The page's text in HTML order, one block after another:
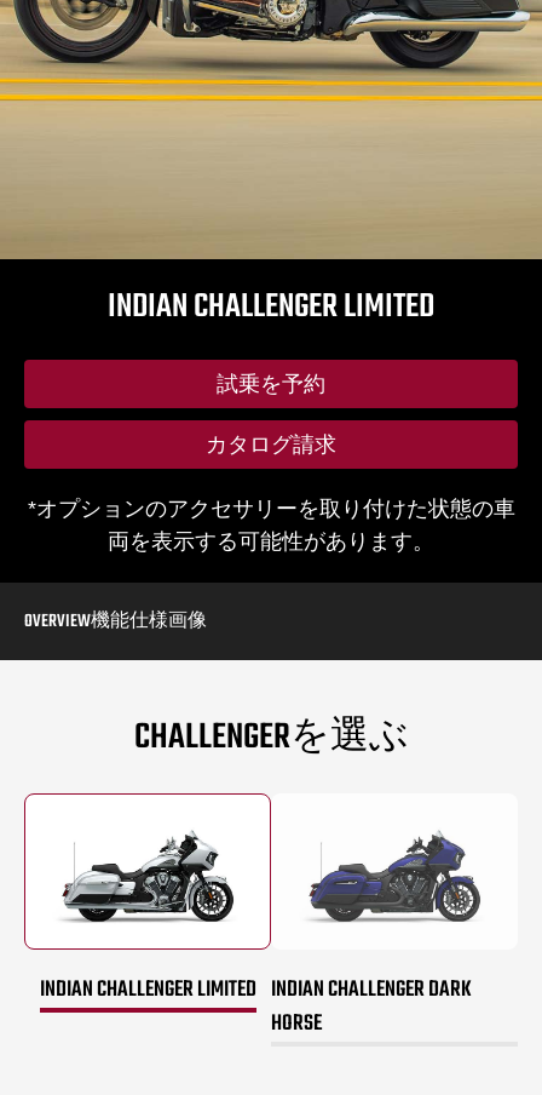
INDIAN CHALLENGER LIMITED
試乗を予約
カタログ請求
*オプションのアクセサリーを取り付けた状態の車
両を表示する可能性があります。
OVERVIEW機能仕様画像
CHALLENGERを選ぶ
INDIAN CHALLENGER LIMITED INDIAN CHALLENGER DARK
HORSE